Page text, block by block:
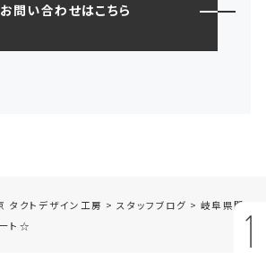
お問い合わせはこちら
タクトデザイン工房 > スタッフブログ > 岐阜県関
ト☆